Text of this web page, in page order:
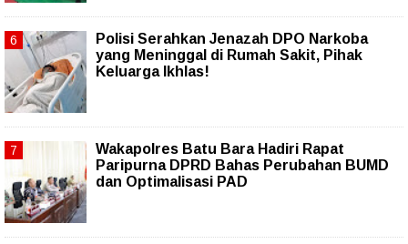
Polisi Serahkan Jenazah DPO Narkoba
yang Meninggal di Rumah Sakit, Pihak
Keluarga Ikhlas!
Wakapolres Batu Bara Hadiri Rapat
Paripurna DPRD Bahas Perubahan BUMD
dan Optimalisasi PAD